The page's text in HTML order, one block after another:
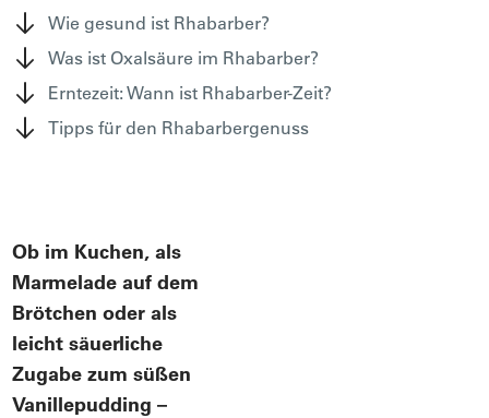
Wie gesund ist Rhabarber?
Was ist Oxalsäure im Rhabarber?
Erntezeit: Wann ist Rhabarber-Zeit?
Tipps für den Rhabarbergenuss
Ob im Kuchen, als
Marmelade auf dem
Brötchen oder als
leicht säuerliche
Zugabe zum süßen
Vanillepudding –